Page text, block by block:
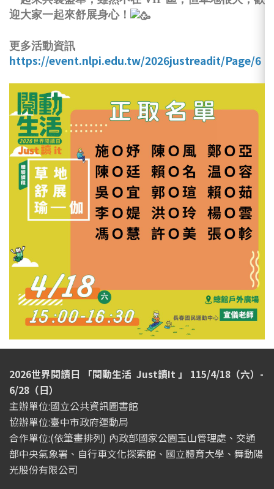
迎大家一起來舒展身心！
更多活動資訊
https://event.nlpi.edu.tw/2026justreadit/Page/6
2026世界閱讀日 「閱動生活 Just讀It 」 115/4/18（六）-
6/28（日）
主辦單位:國立公共資訊圖書館
協辦單位:臺中市政府運動局
合作單位:(依筆畫排列) 內政部國家公園玉山管理處、交通
部中央氣象署、自行車文化探索館、國立體育大學、舞動陽
光股份有限公司